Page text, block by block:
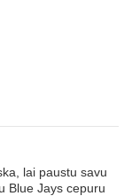
lai paustu savu
Blue Jays cepuru